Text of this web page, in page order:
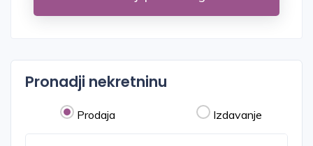
Pronadji nekretninu
Prodaja Izdavanje